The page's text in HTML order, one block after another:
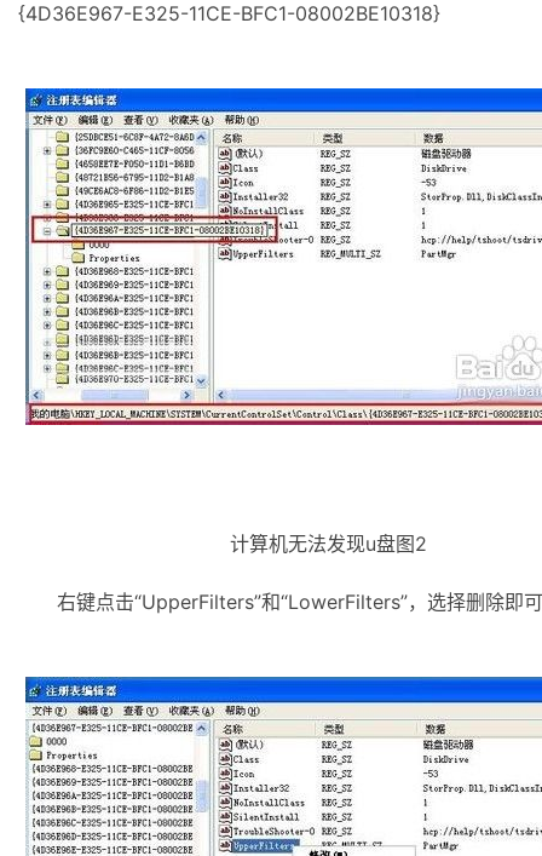
{4D36E967-E325-11CE-BFC1-08002BE10318}
计算机无法发现u盘图2
右键点击“UpperFilters”和“LowerFilters”，选择删除即